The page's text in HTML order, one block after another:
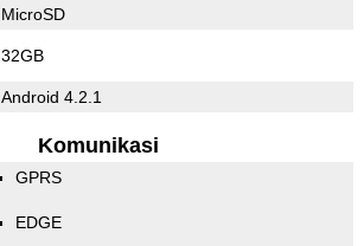
MicroSD
32GB
Android 4.2.1
Komunikasi
GPRS
EDGE